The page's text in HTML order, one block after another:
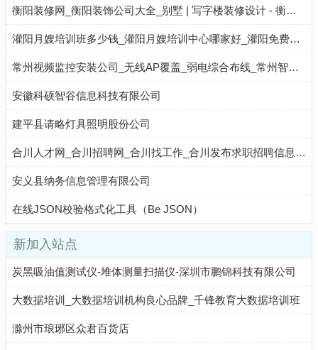
衡阳装修网_衡阳装饰公司大全_别墅 | 写字楼装修设计 - 衡阳人人装修网
灌阳月嫂培训班多少钱_灌阳月嫂培训中心哪家好_灌阳免费月嫂培训学习报名-灌阳月嫂培训学校机构
常州视频监控安装公司_无线AP覆盖_弱电综合布线_常州智能门禁考勤系统安装_停车收费道闸系统
安徽科硕智谷信息科技有限公司
建平县请略灯具照明股份公司
合川人才网_合川招聘网_合川找工作_合川发布求职招聘信息-合优网
安义县纳务信息管理有限公司
在线JSON校验格式化工具（Be JSON）
新加入站点
炭黑吸油值测试仪-堆体测量扫描仪-深圳市鹏锦科技有限公司
大数据培训_大数据培训机构良心品牌_千锋教育大数据培训班
滁州市琅琊区众君百货店